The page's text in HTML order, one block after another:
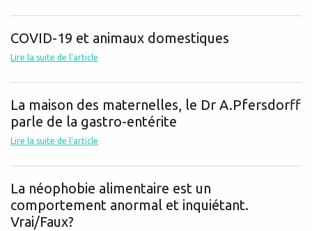
COVID-19 et animaux domestiques
Lire la suite de l'article
La maison des maternelles, le Dr A.Pfersdorff
parle de la gastro-entérite
Lire la suite de l'article
La néophobie alimentaire est un
comportement anormal et inquiétant.
Vrai/Faux?